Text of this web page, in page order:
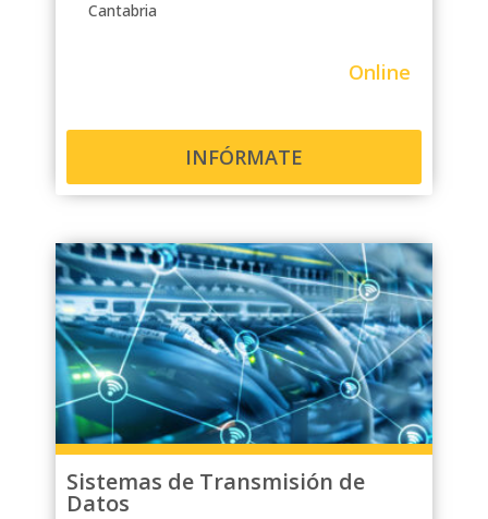
Cantabria
Online
INFÓRMATE
Sistemas de Transmisión de
Datos